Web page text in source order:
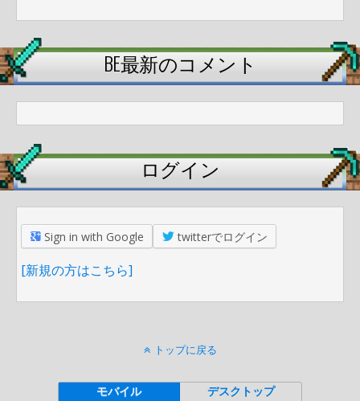
BE最新のコメント
ログイン
Sign in with Google twitterでログイン
[新規の方はこちら]
トップに戻る
モバイル デスクトップ